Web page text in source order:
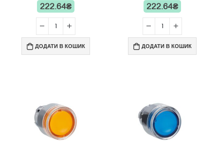
222.64₴
ДОДАТИ В КОШИК
222.64₴
ДОДАТИ В КОШИК